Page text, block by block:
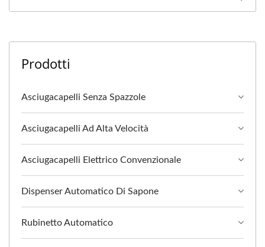
Prodotti
Asciugacapelli Senza Spazzole
Asciugacapelli Ad Alta Velocità
Asciugacapelli Elettrico Convenzionale
Dispenser Automatico Di Sapone
Rubinetto Automatico